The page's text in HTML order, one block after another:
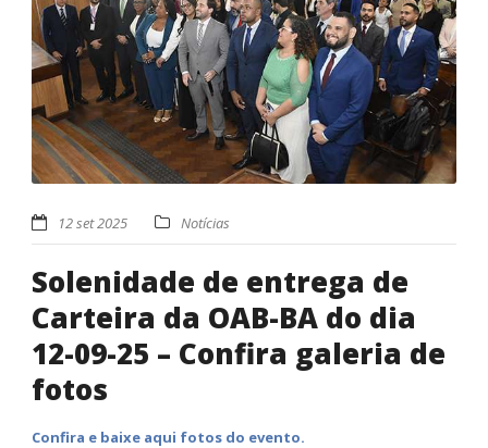
12 set 2025 Notícias
Solenidade de entrega de
Carteira da OAB-BA do dia
12-09-25 – Confira galeria de
fotos
Confira e baixe aqui fotos do evento.